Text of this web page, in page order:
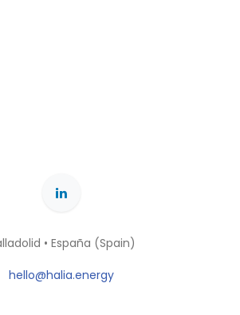
• España (Spain)
hello@halia.energy